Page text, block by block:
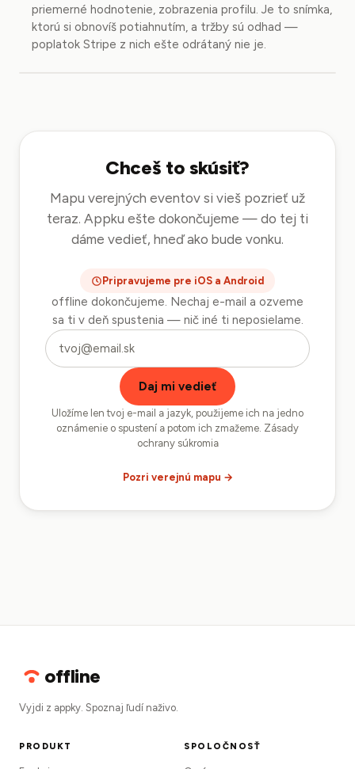
priemerné hodnotenie, zobrazenia profilu. Je to snímka,
ktorú si obnovíš potiahnutím, a tržby sú odhad —
poplatok Stripe z nich ešte odrátaný nie je.
Chceš to skúsiť?
Mapu verejných eventov si vieš pozrieť už
teraz. Appku ešte dokončujeme — do tej ti
dáme vedieť, hneď ako bude vonku.
Pripravujeme pre iOS a Android
offline dokončujeme. Nechaj e-mail a ozveme
sa ti v deň spustenia — nič iné ti neposielame.
Chceš vedieť, keď spustíme?
Daj mi vedieť
Uložíme len tvoj e-mail a jazyk, použijeme ich na jedno
oznámenie o spustení a potom ich zmažeme. Zásady
ochrany súkromia
Pozri verejnú mapu →
offline
Vyjdi z appky. Spoznaj ľudí naživo.
PRODUKT SPOLOČNOSŤ